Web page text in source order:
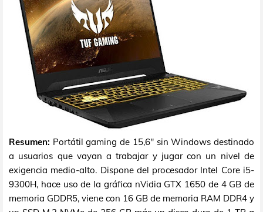
Resumen: Portátil gaming de 15,6" sin Windows destinado
a usuarios que vayan a trabajar y jugar con un nivel de
exigencia medio-alto. Dispone del procesador Intel Core i5-
9300H, hace uso de la gráfica nVidia GTX 1650 de 4 GB de
memoria GDDR5, viene con 16 GB de memoria RAM DDR4 y